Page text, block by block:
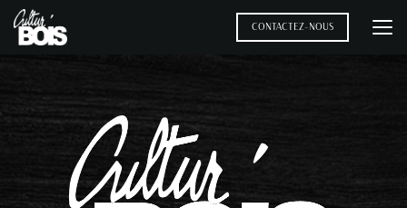
Aller
au
contenu
CONTACTEZ-NOUS